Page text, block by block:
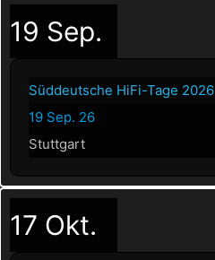
19 Sep.
Süddeutsche HiFi-Tage 2026
19 Sep. 26
Stuttgart
17 Okt.